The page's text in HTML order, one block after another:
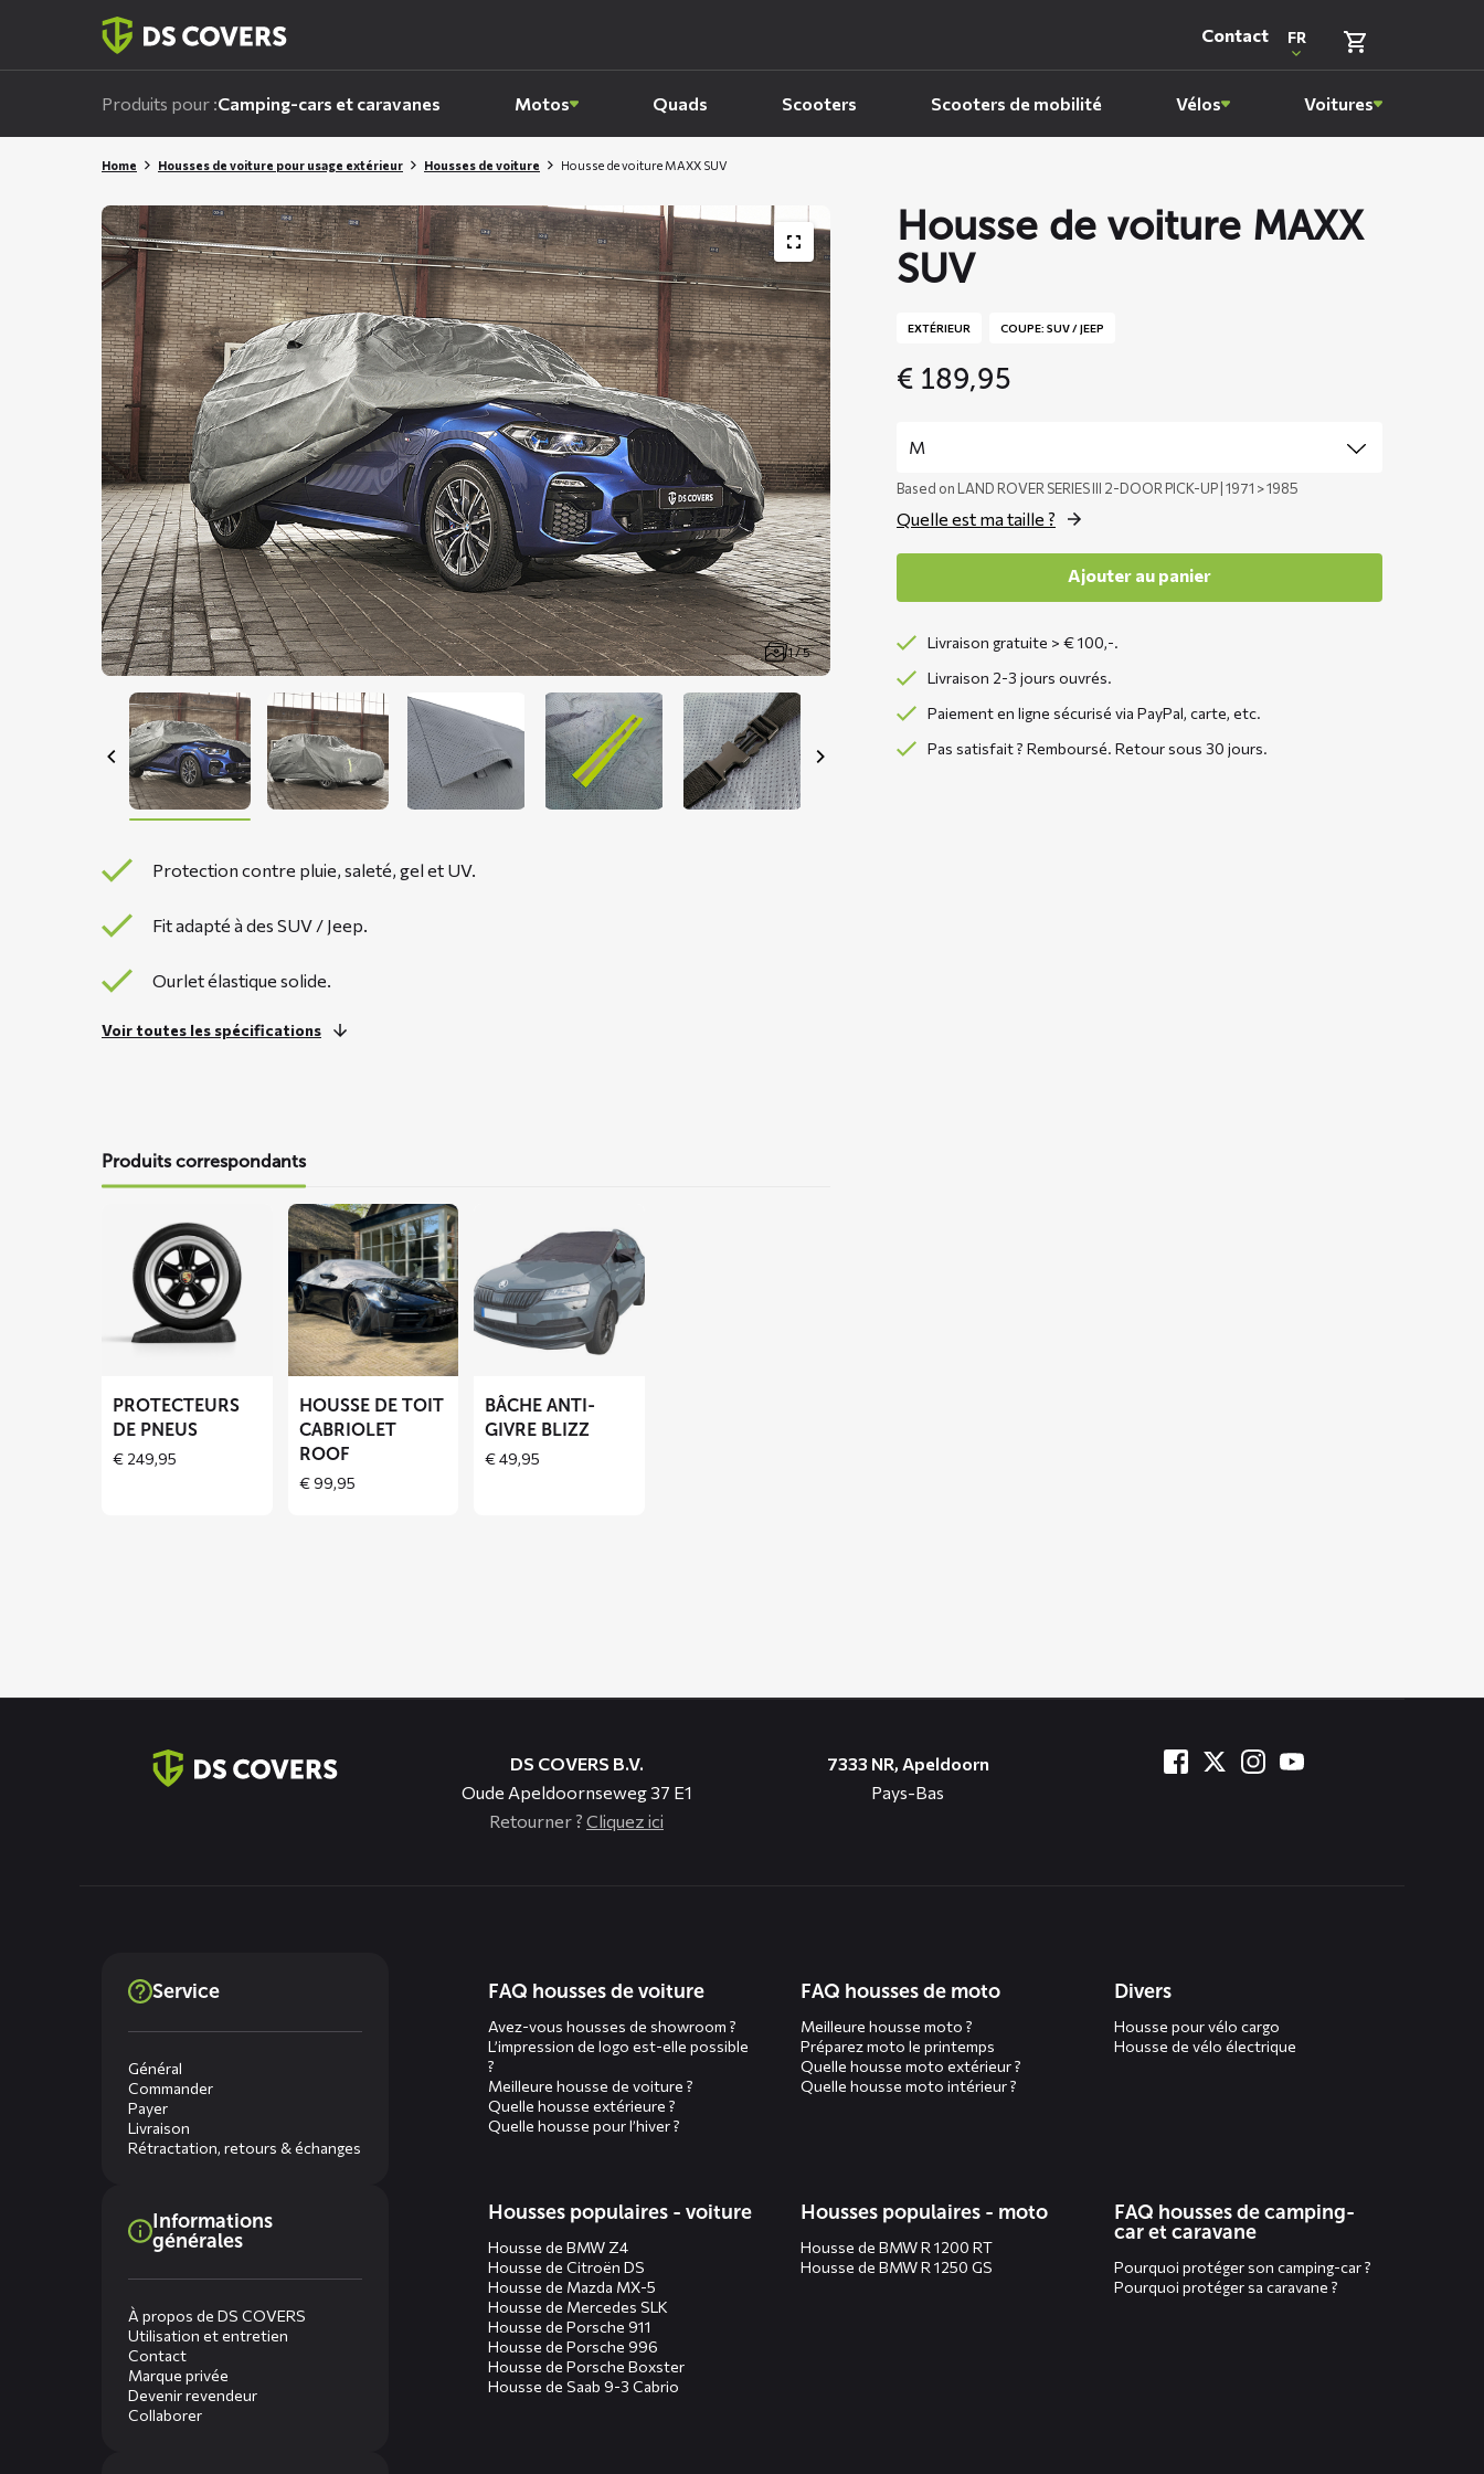
Contact
FR
Produits pour :Camping-cars et caravanes Motos Quads Scooters Scooters de mobilité Vélos Voitures
Home Housses de voiture pour usage extérieur Housses de voiture Housse de voiture MAXX SUV
1 / 5
Protection contre pluie, saleté, gel et UV.
Fit adapté à des SUV / Jeep.
Ourlet élastique solide.
Voir toutes les spécifications
Housse de voiture MAXX
SUV
EXTÉRIEUR COUPE: SUV / JEEP
€ 189,95
Based on LAND ROVER SERIES III 2-DOOR PICK-UP | 1971 > 1985
Quelle est ma taille ?
Ajouter au panier
Livraison gratuite > € 100,-.
Livraison 2-3 jours ouvrés.
Paiement en ligne sécurisé via PayPal, carte, etc.
Pas satisfait ? Remboursé. Retour sous 30 jours.
Produits correspondants
savoir
Protecteurs
PROTECTEURS
DE PNEUS
€ 249,95
En
savoir
plus
sur
Housse
de
cabriolet
ROOF
HOUSSE DE TOIT
CABRIOLET
ROOF
€99,95
plus
sur
Bâche
BLIZZ
BÂCHE ANTI-
GIVRE BLIZZ
€49,95
DS COVERS B.V.
Oude Apeldoornseweg 37 E1
Retourner ? Cliquez ici
7333 NR, Apeldoorn
Pays-Bas
Service
Général
Commander
Payer
Livraison
Rétractation, retours & échanges
Informations
générales
À propos de DS COVERS
Utilisation et entretien
Contact
Marque privée
Devenir revendeur
Collaborer
FAQ housses de voiture
Avez-vous housses de showroom ?
L’impression de logo est-elle possible
?
Meilleure housse de voiture ?
Quelle housse extérieure ?
Quelle housse pour l’hiver ?
FAQ housses de moto
Meilleure housse moto ?
Préparez moto le printemps
Quelle housse moto extérieur ?
Quelle housse moto intérieur ?
Divers
Housse pour vélo cargo
Housse de vélo électrique
Housses populaires - voiture
Housse de BMW Z4
Housse de Citroën DS
Housse de Mazda MX-5
Housse de Mercedes SLK
Housse de Porsche 911
Housse de Porsche 996
Housse de Porsche Boxster
Housse de Saab 9-3 Cabrio
Housses populaires - moto
Housse de BMW R 1200 RT
Housse de BMW R 1250 GS
FAQ housses de camping-
car et caravane
Pourquoi protéger son camping-car ?
Pourquoi protéger sa caravane ?